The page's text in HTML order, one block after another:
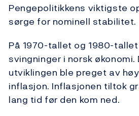
Pengepolitikkens viktigste
sørge for nominell stabilitet.
På 1970-tallet og 1980-
svingninger i norsk økonomi.
utviklingen ble preget av
inflasjon. Inflasjonen tiltok
lang tid før den kom ned.